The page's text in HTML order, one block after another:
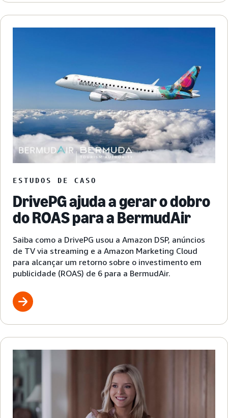
ESTUDOS DE CASO
DrivePG ajuda a gerar o dobro
do ROAS para a BermudAir
Saiba como a DrivePG usou a Amazon DSP, anúncios
de TV via streaming e a Amazon Marketing Cloud
para alcançar um retorno sobre o investimento em
publicidade (ROAS) de 6 para a BermudAir.